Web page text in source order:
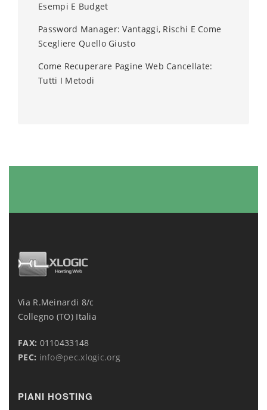
Esempi E Budget
Password Manager: Vantaggi, Rischi E Come
Scegliere Quello Giusto
Come Recuperare Pagine Web Cancellate:
Tutti I Metodi
Via R.Meinardi 8/c
Collegno (TO) Italia
FAX: 0110433148
PEC: info@pec.xlogic.org
PIANI HOSTING